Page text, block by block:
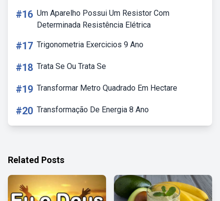
#16 Um Aparelho Possui Um Resistor Com
Determinada Resistência Elétrica
#17 Trigonometria Exercicios 9 Ano
#18 Trata Se Ou Trata Se
#19 Transformar Metro Quadrado Em Hectare
#20 Transformação De Energia 8 Ano
Related Posts